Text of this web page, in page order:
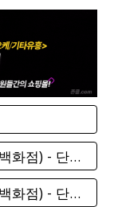
┼ミ존클서울방.comミ┼존클❤️‍🔥(취미백화점) - 단톡방
┼ミ존클부산방.comミ┼존클❤️‍🔥(취미백화점) - 단톡방